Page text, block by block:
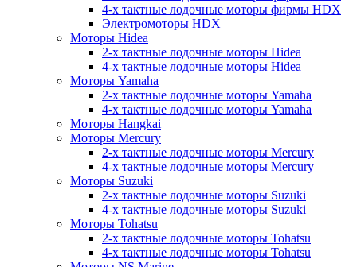
4-х тактные лодочные моторы фирмы HDX
Электромоторы HDX
Моторы Hidea
2-х тактные лодочные моторы Hidea
4-х тактные лодочные моторы Hidea
Моторы Yamaha
2-х тактные лодочные моторы Yamaha
4-х тактные лодочные моторы Yamaha
Моторы Hangkai
Моторы Mercury
2-х тактные лодочные моторы Mercury
4-х тактные лодочные моторы Mercury
Моторы Suzuki
2-х тактные лодочные моторы Suzuki
4-х тактные лодочные моторы Suzuki
Моторы Tohatsu
2-х тактные лодочные моторы Tohatsu
4-х тактные лодочные моторы Tohatsu